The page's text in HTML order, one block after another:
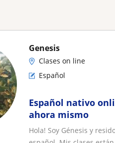
Genesis
Clases on line
Español
Español nativo
ahora mismo
Hola! Soy Génesis y